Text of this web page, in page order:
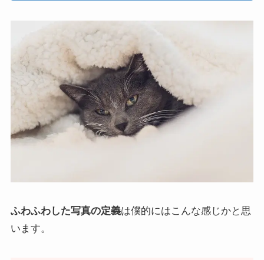
ふわふわした写真の定義は僕的にはこんな感じかと思
います。